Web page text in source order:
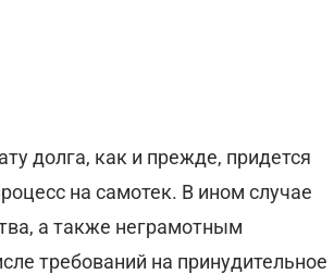
долга, как и прежде, придется
на самотек. В ином случае
а также неграмотным
требований на принудительное